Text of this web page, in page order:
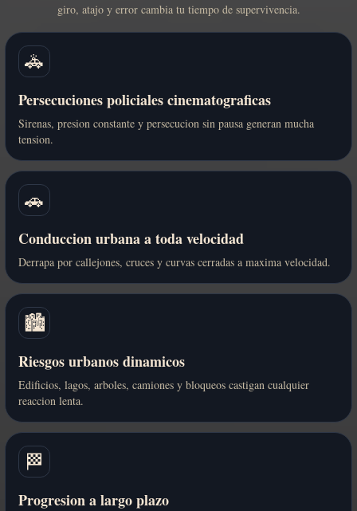
giro, atajo y error cambia tu tiempo de supervivencia.
🚓
Persecuciones policiales cinematograficas
Sirenas, presion constante y persecucion sin pausa generan mucha
tension.
🚗
Conduccion urbana a toda velocidad
Derrapa por callejones, cruces y curvas cerradas a maxima velocidad.
🏙️
Riesgos urbanos dinamicos
Edificios, lagos, arboles, camiones y bloqueos castigan cualquier
reaccion lenta.
🏁
Progresion a largo plazo